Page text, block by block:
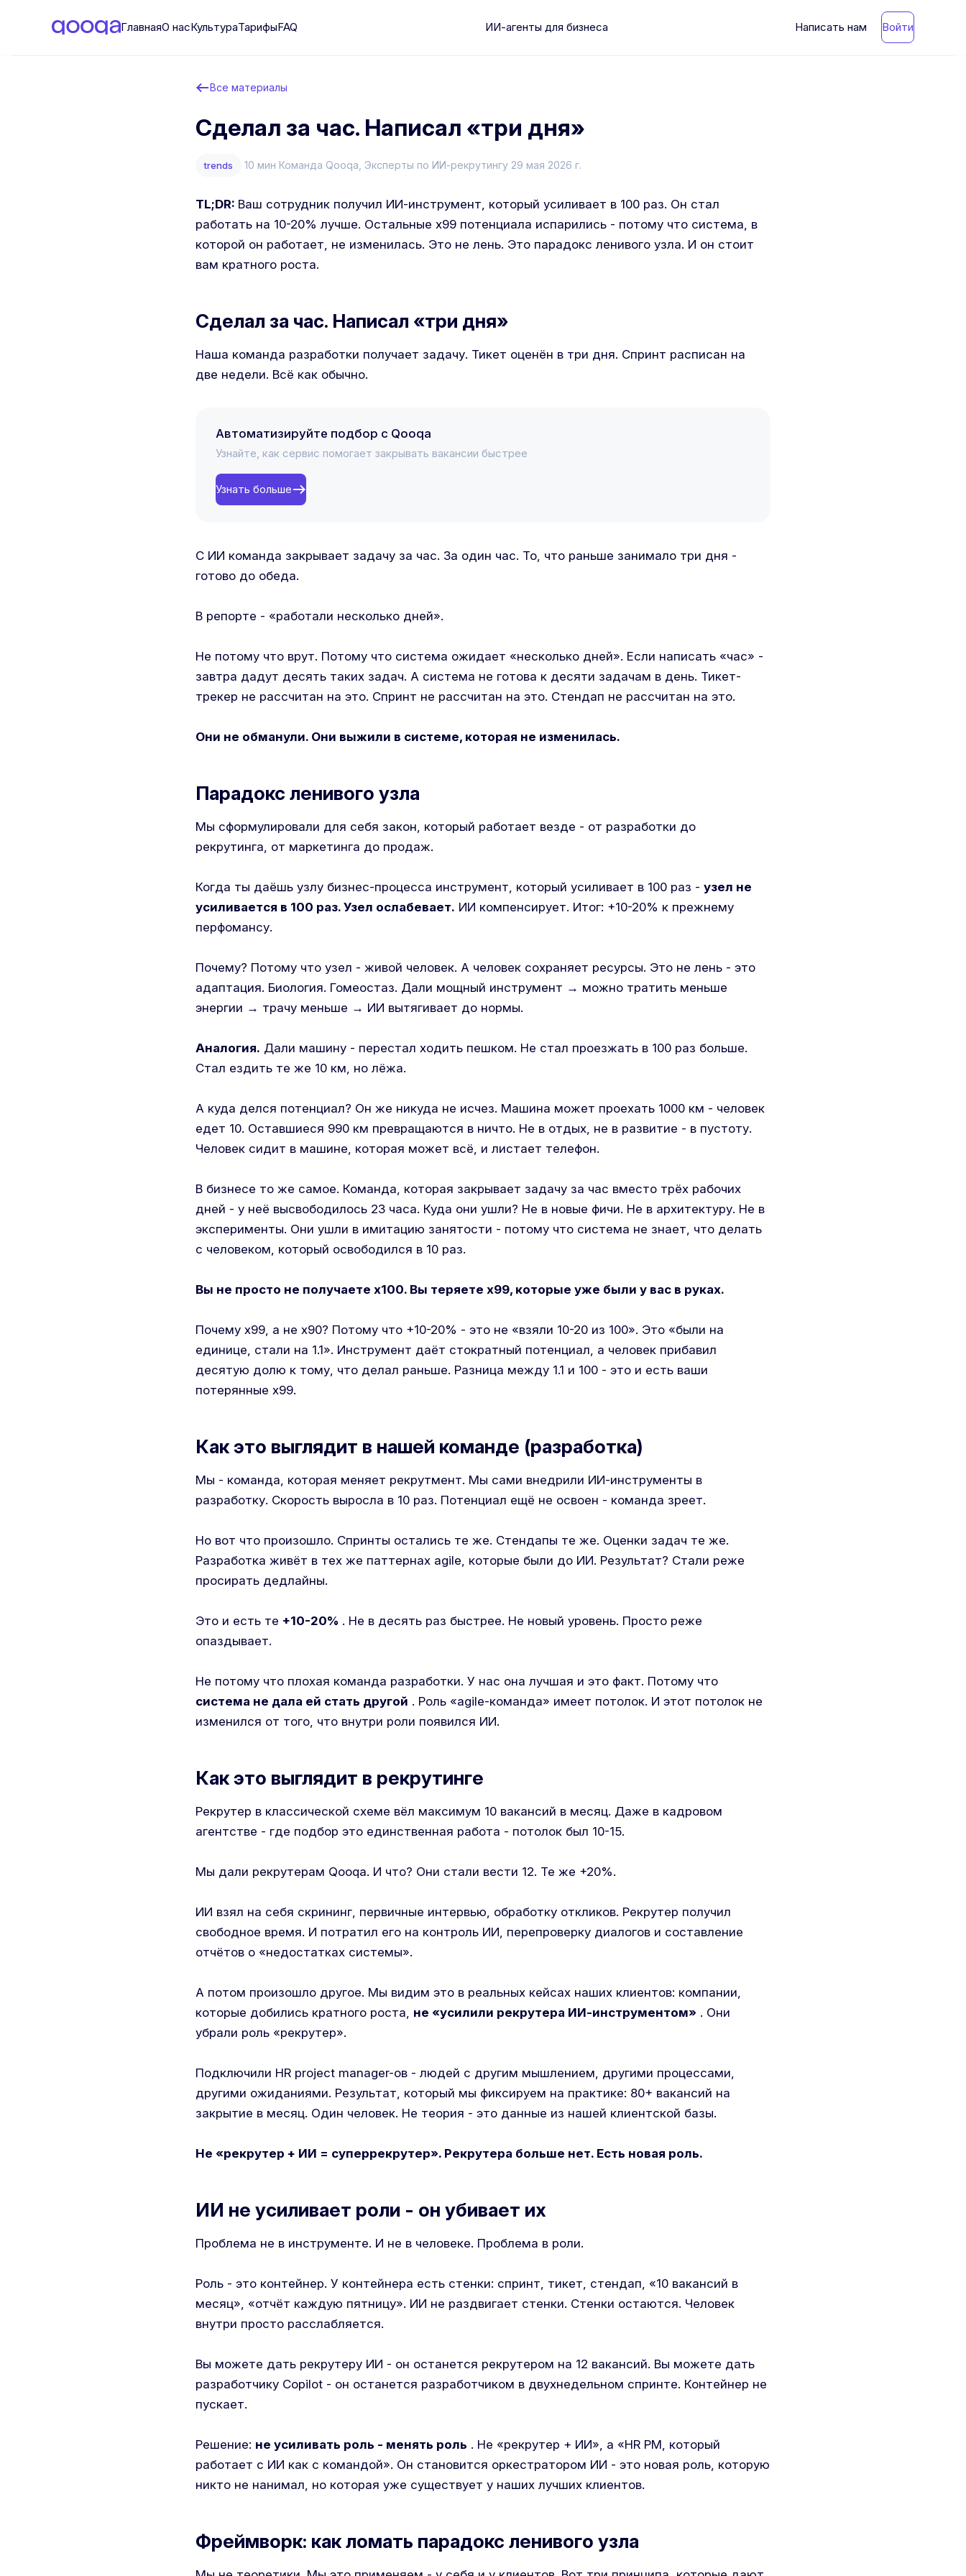
ГлавнаяО насКультураТарифыFAQ ИИ-агенты для бизнеса Написать нам Войти
Все материалы
Сделал за час. Написал «три дня»
trends 10 мин Команда Qooqa , Эксперты по ИИ-рекрутингу 29 мая 2026 г.
TL;DR: Ваш сотрудник получил ИИ-инструмент, который усиливает в 100 раз. Он стал
работать на 10-20% лучше. Остальные x99 потенциала испарились - потому что система, в
которой он работает, не изменилась. Это не лень. Это парадокс ленивого узла. И он стоит
вам кратного роста.
Сделал за час. Написал «три дня»
Наша команда разработки получает задачу. Тикет оценён в три дня. Спринт расписан на
две недели. Всё как обычно.
Автоматизируйте подбор с Qooqa
Узнайте, как сервис помогает закрывать вакансии быстрее
Узнать больше
С ИИ команда закрывает задачу за час. За один час. То, что раньше занимало три дня -
готово до обеда.
В репорте - «работали несколько дней».
Не потому что врут. Потому что система ожидает «несколько дней». Если написать «час» -
завтра дадут десять таких задач. А система не готова к десяти задачам в день. Тикет-
трекер не рассчитан на это. Спринт не рассчитан на это. Стендап не рассчитан на это.
Они не обманули. Они выжили в системе, которая не изменилась.
Парадокс ленивого узла
Мы сформулировали для себя закон, который работает везде - от разработки до
рекрутинга, от маркетинга до продаж.
Когда ты даёшь узлу бизнес-процесса инструмент, который усиливает в 100 раз - узел не
усиливается в 100 раз. Узел ослабевает. ИИ компенсирует. Итог: +10-20% к прежнему
перфомансу.
Почему? Потому что узел - живой человек. А человек сохраняет ресурсы. Это не лень - это
адаптация. Биология. Гомеостаз. Дали мощный инструмент → можно тратить меньше
энергии → трачу меньше → ИИ вытягивает до нормы.
Аналогия. Дали машину - перестал ходить пешком. Не стал проезжать в 100 раз больше.
Стал ездить те же 10 км, но лёжа.
А куда делся потенциал? Он же никуда не исчез. Машина может проехать 1000 км - человек
едет 10. Оставшиеся 990 км превращаются в ничто. Не в отдых, не в развитие - в пустоту.
Человек сидит в машине, которая может всё, и листает телефон.
В бизнесе то же самое. Команда, которая закрывает задачу за час вместо трёх рабочих
дней - у неё высвободилось 23 часа. Куда они ушли? Не в новые фичи. Не в архитектуру. Не в
эксперименты. Они ушли в имитацию занятости - потому что система не знает, что делать
с человеком, который освободился в 10 раз.
Вы не просто не получаете x100. Вы теряете x99, которые уже были у вас в руках.
Почему x99, а не x90? Потому что +10-20% - это не «взяли 10-20 из 100». Это «были на
единице, стали на 1.1». Инструмент даёт стократный потенциал, а человек прибавил
десятую долю к тому, что делал раньше. Разница между 1.1 и 100 - это и есть ваши
потерянные x99.
Как это выглядит в нашей команде (разработка)
Мы - команда, которая меняет рекрутмент. Мы сами внедрили ИИ-инструменты в
разработку. Скорость выросла в 10 раз. Потенциал ещё не освоен - команда зреет.
Но вот что произошло. Спринты остались те же. Стендапы те же. Оценки задач те же.
Разработка живёт в тех же паттернах agile, которые были до ИИ. Результат? Стали реже
просирать дедлайны.
Это и есть те +10-20% . Не в десять раз быстрее. Не новый уровень. Просто реже
опаздывает.
Не потому что плохая команда разработки. У нас она лучшая и это факт. Потому что
система не дала ей стать другой . Роль «agile-команда» имеет потолок. И этот потолок не
изменился от того, что внутри роли появился ИИ.
Как это выглядит в рекрутинге
Рекрутер в классической схеме вёл максимум 10 вакансий в месяц. Даже в кадровом
агентстве - где подбор это единственная работа - потолок был 10-15.
Мы дали рекрутерам Qooqa. И что? Они стали вести 12. Те же +20%.
ИИ взял на себя скрининг, первичные интервью, обработку откликов. Рекрутер получил
свободное время. И потратил его на контроль ИИ, перепроверку диалогов и составление
отчётов о «недостатках системы».
А потом произошло другое. Мы видим это в реальных кейсах наших клиентов: компании,
которые добились кратного роста, не «усилили рекрутера ИИ-инструментом» . Они
убрали роль «рекрутер».
Подключили HR project manager-ов - людей с другим мышлением, другими процессами,
другими ожиданиями. Результат, который мы фиксируем на практике: 80+ вакансий на
закрытие в месяц. Один человек. Не теория - это данные из нашей клиентской базы.
Не «рекрутер + ИИ = суперрекрутер». Рекрутера больше нет. Есть новая роль.
ИИ не усиливает роли - он убивает их
Проблема не в инструменте. И не в человеке. Проблема в роли.
Роль - это контейнер. У контейнера есть стенки: спринт, тикет, стендап, «10 вакансий в
месяц», «отчёт каждую пятницу». ИИ не раздвигает стенки. Стенки остаются. Человек
внутри просто расслабляется.
Вы можете дать рекрутеру ИИ - он останется рекрутером на 12 вакансий. Вы можете дать
разработчику Copilot - он останется разработчиком в двухнедельном спринте. Контейнер не
пускает.
Решение: не усиливать роль - менять роль . Не «рекрутер + ИИ», а «HR PM, который
работает с ИИ как с командой». Он становится оркестратором ИИ - это новая роль, которую
никто не нанимал, но которая уже существует у наших лучших клиентов.
Фреймворк: как ломать парадокс ленивого узла